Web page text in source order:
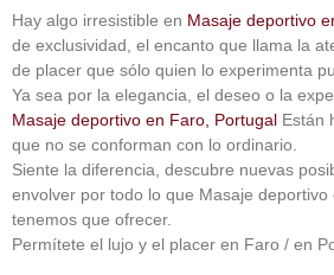
Hay algo irresistible en Masaje deportivo
de exclusividad, el encanto que llama la
de placer que sólo quien lo experimenta
Ya sea por la elegancia, el deseo o la
Masaje deportivo en Faro, Portugal Están
que no se conforman con lo ordinario.
Siente la diferencia, descubre nuevas
envolver por todo lo que Masaje
tenemos que ofrecer.
Permítete el lujo y el placer en Faro / en